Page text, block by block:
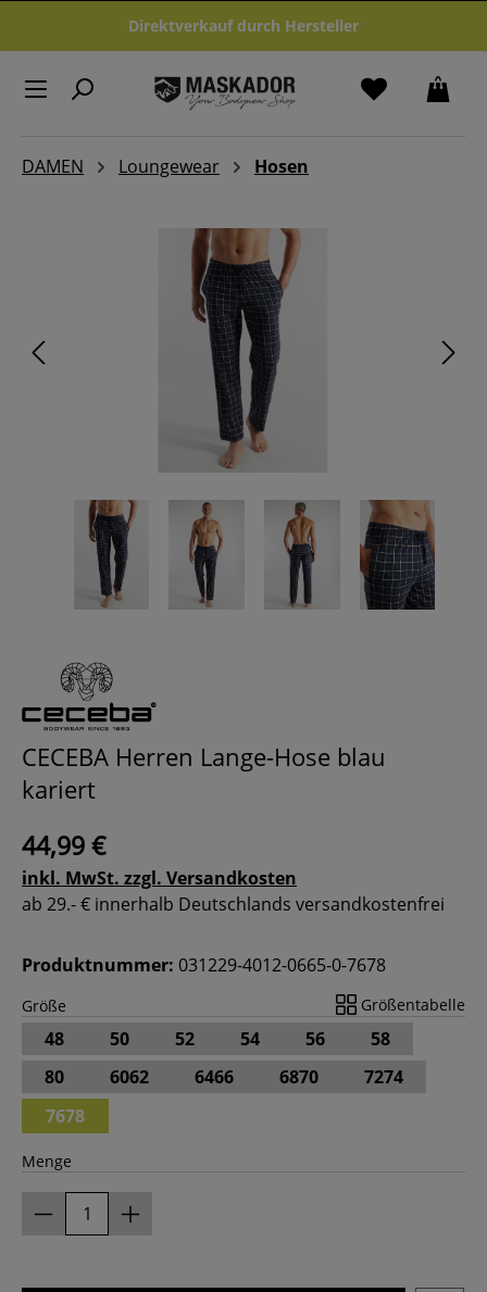
Zum Hauptinhalt springenDirektverkauf durch Hersteller
DAMEN Loungewear Hosen
CECEBA Herren Lange-Hose blau
kariert
44,99 €
inkl. MwSt. zzgl. Versandkosten
ab 29.- € innerhalb Deutschlands versandkostenfrei
Produktnummer: 031229-4012-0665-0-7678
Größe Größentabelle
48 50 52 54 56
58
80
6062 6466 6870
7274
7678
Menge